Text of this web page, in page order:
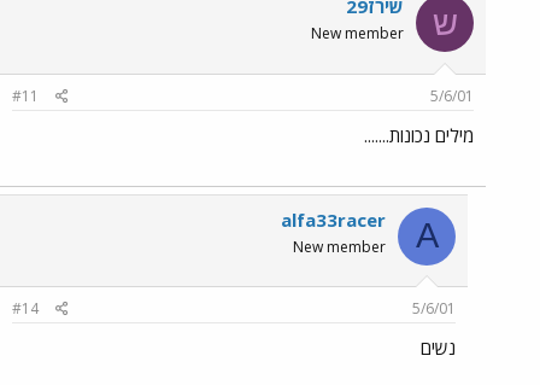
ש שירז29
New member
5/6/01
#11
מילים נכונות.......
A
alfa33racer
New member
5/6/01
#14
נשים